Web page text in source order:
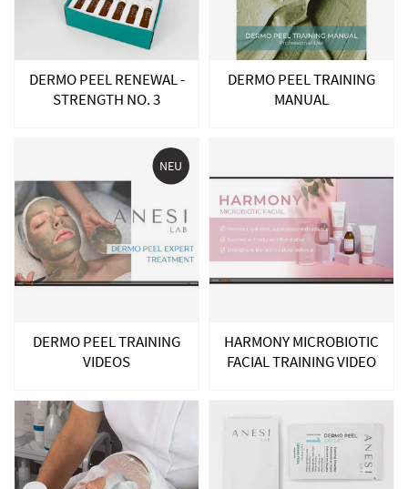
DERMO PEEL RENEWAL -
STRENGTH NO. 3
DERMO PEEL TRAINING
MANUAL
NEU
DERMO PEEL TRAINING
VIDEOS
HARMONY MICROBIOTIC
FACIAL TRAINING VIDEO